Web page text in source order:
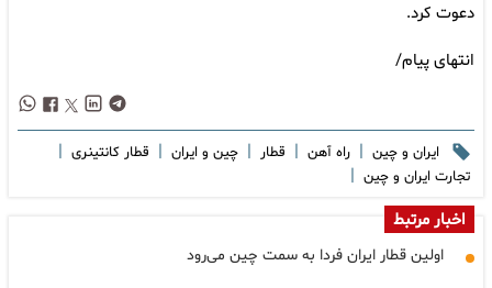
دعوت کرد.
انتهای پیام/
ایران و چین | راه آهن | قطار | چین و ایران | قطار کانتینری |
تجارت ایران و چین |
اخبار مرتبط
اولین قطار ایران فردا به سمت چین می‌رود